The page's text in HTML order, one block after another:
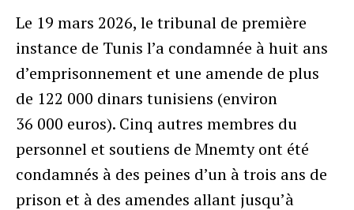
Le 19 mars 2026, le tribunal de première
instance de Tunis l’a condamnée à huit ans
d’emprisonnement et une amende de plus
de 122 000 dinars tunisiens (environ
36 000 euros). Cinq autres membres du
personnel et soutiens de Mnemty ont été
condamnés à des peines d’un à trois ans de
prison et à des amendes allant jusqu’à